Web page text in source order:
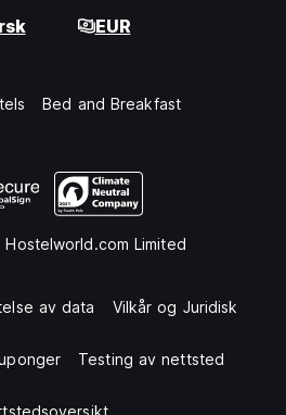
EUR
Bed and Breakfast
Limited
av data Vilkår og Juridisk
Testing av nettsted